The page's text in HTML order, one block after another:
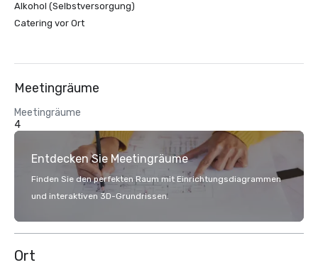
Alkohol (Selbstversorgung)
Catering vor Ort
Meetingräume
Meetingräume
4
Entdecken Sie Meetingräume
Finden Sie den perfekten Raum mit Einrichtungsdiagrammen
und interaktiven 3D-Grundrissen.
Ort